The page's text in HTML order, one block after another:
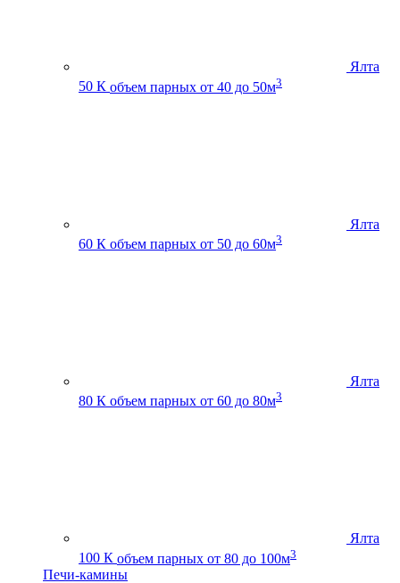
Ялта
50 К объем парных от 40 до 50м3
Ялта
60 К объем парных от 50 до 60м3
Ялта
80 К объем парных от 60 до 80м3
Ялта
100 К объем парных от 80 до 100м3
Печи-камины